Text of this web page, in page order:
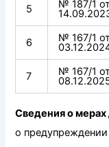
5 № 187/1
6 № 167/1
7 № 167/1
Сведения о
о